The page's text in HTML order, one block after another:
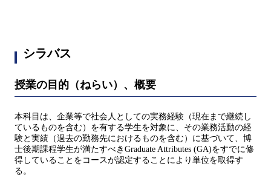
シラバス
授業の目的（ねらい）、概要
本科目は、企業等で社会人としての実務経験（現在まで継続し
ているものを含む）を有する学生を対象に、その業務活動の経
験と実績（過去の勤務先におけるものを含む）に基づいて、博
士後期課程学生が満たすべきGraduate Attributes (GA)をすでに修
得していることをコースが認定することにより単位を取得す
る。